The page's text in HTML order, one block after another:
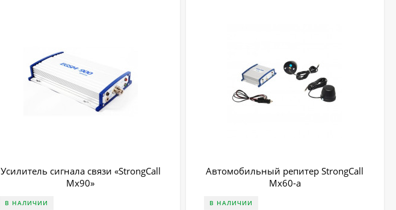
Усилитель сигнала связи «StrongCall
Mx90»
В НАЛИЧИИ
Автомобильный репитер StrongCall
Mx60-a
В НАЛИЧИИ